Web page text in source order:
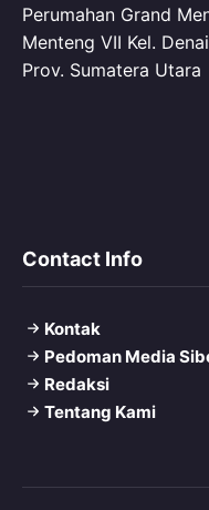
Perumahan Grand
Menteng VII Kel.
Prov. Sumatera Utara
Contact Info
Kontak
Pedoman Media
Redaksi
Tentang Kami